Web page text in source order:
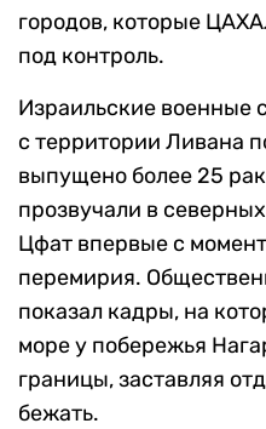
городов, которые
под контроль.
Израильские военные
с территории Ливана
выпущено более 25
прозвучали в
Цфат впервые с
перемирия.
показал кадры, на
море у побережья
границы, заставляя
бежать.